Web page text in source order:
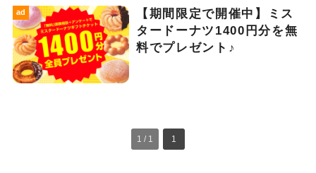
ad
【期間限定で開催中】ミス
タードーナツ1400円分を無
料でプレゼント♪
1 / 1 1